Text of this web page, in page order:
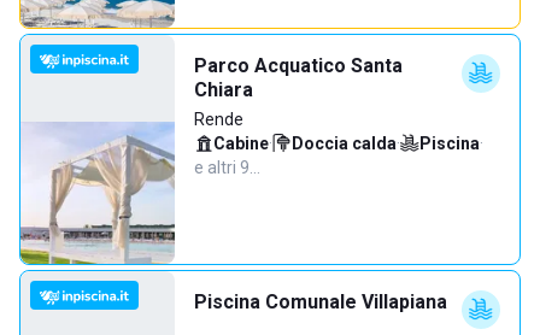
Parco Acquatico Santa
Chiara
Rende
Cabine· Doccia calda· Piscina·
e altri 9…
Piscina Comunale Villapiana